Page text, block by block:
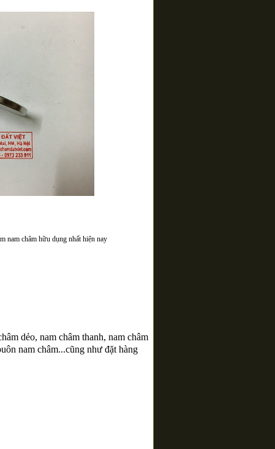
nam châm hữu dụng nhất hiện nay
dẻo, nam châm thanh, nam châm
nam châm...cũng như đặt hàng